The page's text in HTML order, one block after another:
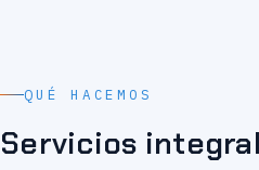
QUÉ HACEMOS
Servicios